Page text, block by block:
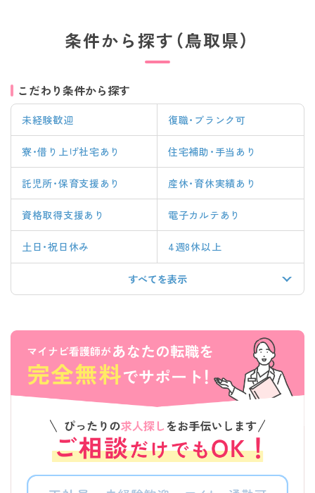
条件から探す（鳥取県）
こだわり条件から探す
未経験歓迎 復職・ブランク可
寮・借り上げ社宅あり 住宅補助・手当あり
託児所・保育支援あり 産休・育休実績あり
資格取得支援あり 電子カルテあり
土日・祝日休み 4週8休以上
すべてを表示